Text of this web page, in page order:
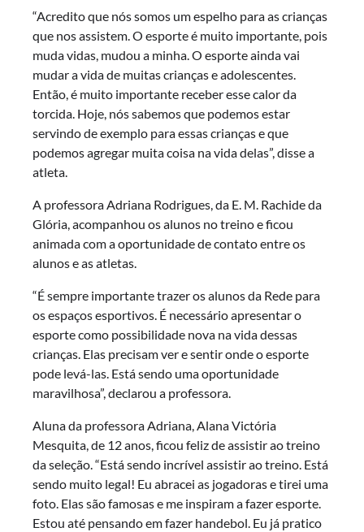
“Acredito que nós somos um espelho para as crianças
que nos assistem. O esporte é muito importante, pois
muda vidas, mudou a minha. O esporte ainda vai
mudar a vida de muitas crianças e adolescentes.
Então, é muito importante receber esse calor da
torcida. Hoje, nós sabemos que podemos estar
servindo de exemplo para essas crianças e que
podemos agregar muita coisa na vida delas”, disse a
atleta.
A professora Adriana Rodrigues, da E. M. Rachide da
Glória, acompanhou os alunos no treino e ficou
animada com a oportunidade de contato entre os
alunos e as atletas.
“É sempre importante trazer os alunos da Rede para
os espaços esportivos. É necessário apresentar o
esporte como possibilidade nova na vida dessas
crianças. Elas precisam ver e sentir onde o esporte
pode levá-las. Está sendo uma oportunidade
maravilhosa”, declarou a professora.
Aluna da professora Adriana, Alana Victória
Mesquita, de 12 anos, ficou feliz de assistir ao treino
da seleção. “Está sendo incrível assistir ao treino. Está
sendo muito legal! Eu abracei as jogadoras e tirei uma
foto. Elas são famosas e me inspiram a fazer esporte.
Estou até pensando em fazer handebol. Eu já pratico